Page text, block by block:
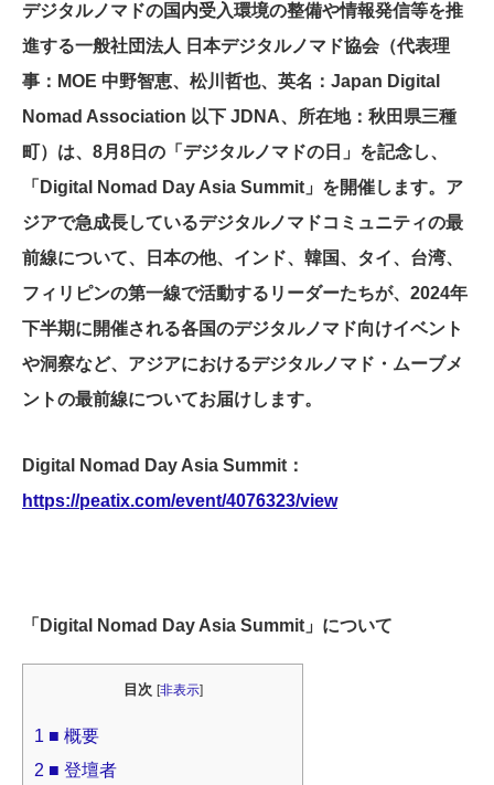
デジタルノマドの国内受入環境の整備や情報発信等を推
進する一般社団法人 日本デジタルノマド協会（代表理
事：MOE 中野智恵、松川哲也、英名：Japan Digital
Nomad Association 以下 JDNA、所在地：秋田県三種
町）は、8月8日の「デジタルノマドの日」を記念し、
「Digital Nomad Day Asia Summit」を開催します。ア
ジアで急成長しているデジタルノマドコミュニティの最
前線について、日本の他、インド、韓国、タイ、台湾、
フィリピンの第一線で活動するリーダーたちが、2024年
下半期に開催される各国のデジタルノマド向けイベント
や洞察など、アジアにおけるデジタルノマド・ムーブメ
ントの最前線についてお届けします。
Digital Nomad Day Asia Summit：
https://peatix.com/event/4076323/view
「Digital Nomad Day Asia Summit」について
目次 [非表示]
1 ■ 概要
2 ■ 登壇者